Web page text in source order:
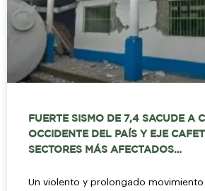
FUERTE SISMO DE 7,4 SACUDE A
OCCIDENTE DEL PAÍS Y EJE
SECTORES MÁS AFECTADOS…
Un violento y prolongado